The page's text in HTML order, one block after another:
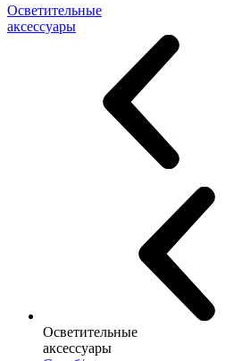
Осветительные
аксессуары
Осветительные
аксессуары